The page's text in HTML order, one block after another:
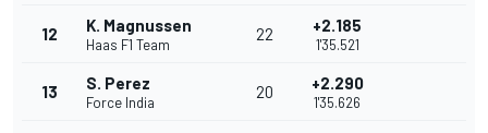
12 K. Magnussen
Haas F1 Team
22 +2.185
1'35.521
13 S. Perez
Force India
20 +2.290
1'35.626